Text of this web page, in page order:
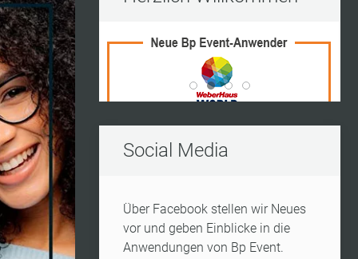
Vito Frederico Wedding
World Of Living
Kleine Insel
Kerres
Social Media
Über Facebook stellen wir Neues
vor und geben Einblicke in die
Anwendungen von Bp Event.